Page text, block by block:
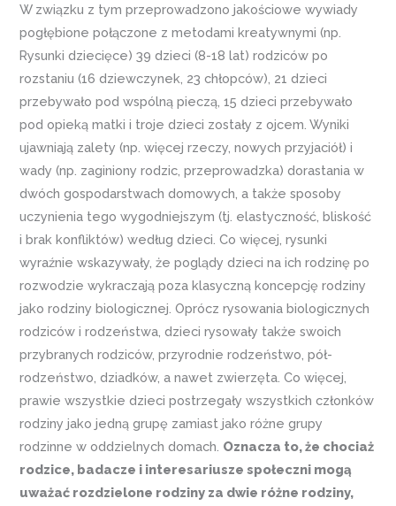
W związku z tym przeprowadzono jakościowe wywiady
pogłębione połączone z metodami kreatywnymi (np.
Rysunki dziecięce) 39 dzieci (8-18 lat) rodziców po
rozstaniu (16 dziewczynek, 23 chłopców), 21 dzieci
przebywało pod wspólną pieczą, 15 dzieci przebywało
pod opieką matki i troje dzieci zostały z ojcem. Wyniki
ujawniają zalety (np. więcej rzeczy, nowych przyjaciół) i
wady (np. zaginiony rodzic, przeprowadzka) dorastania w
dwóch gospodarstwach domowych, a także sposoby
uczynienia tego wygodniejszym (tj. elastyczność, bliskość
i brak konfliktów) według dzieci. Co więcej, rysunki
wyraźnie wskazywały, że poglądy dzieci na ich rodzinę po
rozwodzie wykraczają poza klasyczną koncepcję rodziny
jako rodziny biologicznej. Oprócz rysowania biologicznych
rodziców i rodzeństwa, dzieci rysowały także swoich
przybranych rodziców, przyrodnie rodzeństwo, pół-
rodzeństwo, dziadków, a nawet zwierzęta. Co więcej,
prawie wszystkie dzieci postrzegały wszystkich członków
rodziny jako jedną grupę zamiast jako różne grupy
rodzinne w oddzielnych domach. Oznacza to, że chociaż
rodzice, badacze i interesariusze społeczni mogą
uważać rozdzielone rodziny za dwie różne rodziny,